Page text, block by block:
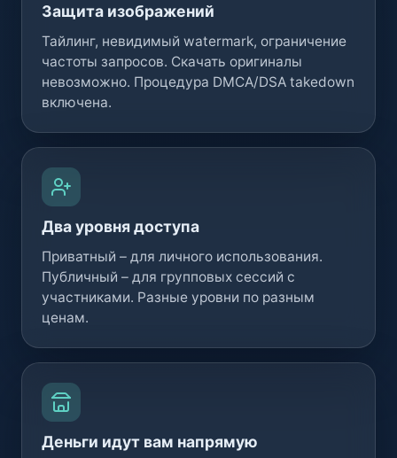
Защита изображений
Тайлинг, невидимый watermark, ограничение
частоты запросов. Скачать оригиналы
невозможно. Процедура DMCA/DSA takedown
включена.
Два уровня доступа
Приватный – для личного использования.
Публичный – для групповых сессий с
участниками. Разные уровни по разным
ценам.
Деньги идут вам напрямую